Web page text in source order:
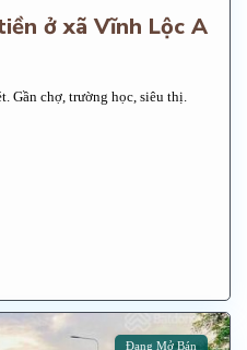
ở xã Vĩnh Lộc A
Gần chợ, trường học, siêu thị.
Đang Mở Bán